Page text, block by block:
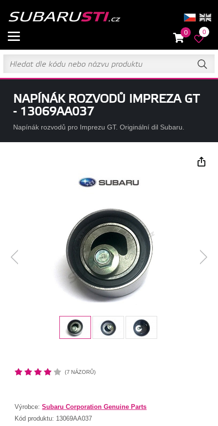
0 0
NAPÍNÁK ROZVODŮ IMPREZA GT
- 13069AA037
Napínák rozvodů pro Imprezu GT. Originální dil Subaru.
(7 NÁZORŮ)
Výrobce:Subaru Corporation Genuine Parts
Kód produktu: 13069AA037